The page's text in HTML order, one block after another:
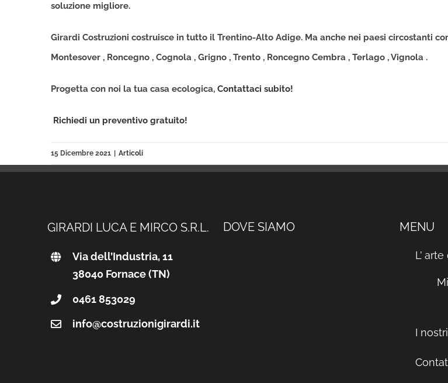
soluzione migliore.
Girardi Costruzioni costruisce in tutto il Trentino-Alto Adige. Ma anche nei paesi circostanti
Montesover , Roncegno , Cognola , Grigno , Trento , Roncegno Cembra , Terlago , Vignola .
Progetta con noi la tua casa ecologica, Contattaci subito!
Richiedi un preventivo gratuito!
15 Dicembre 2021 Articoli
GIRARDI LUCA E MIRCO S.R.L.
Via dell’Industria, 11
38040 Fornace (TN)
0461 853029
info@costruzionigirardi.it
DOVE SIAMO MENU
L’
I